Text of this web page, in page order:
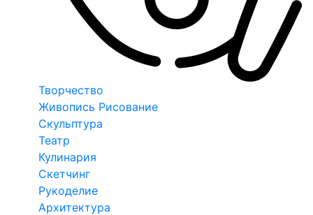
Творчество
Живопись Рисование
Скульптура
Театр
Кулинария
Скетчинг
Рукоделие
Архитектура